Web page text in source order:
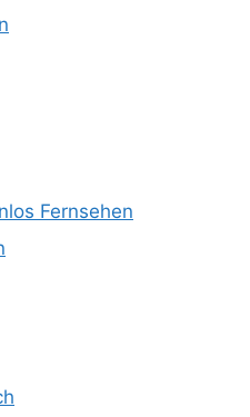
Fernsehen